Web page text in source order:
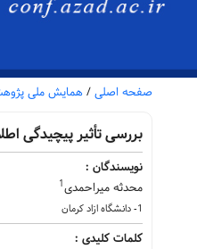
صفحه اصلی / همایش ملی
بررسی تأثیر پیچیدگی
نویسندگان :
محدثه میراحمدی1
1- دانشگاه ازاد کرمان
کلمات کلیدی :